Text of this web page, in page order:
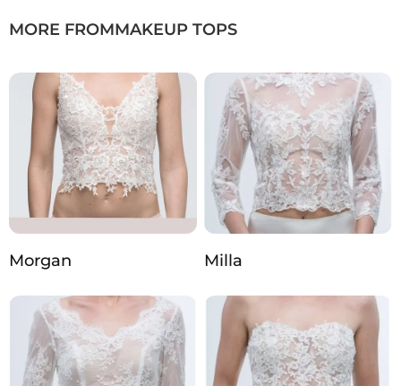
MORE FROMMAKEUP TOPS
Morgan Milla